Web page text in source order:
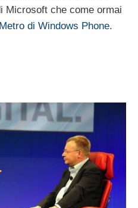
Microsoft che come ormai
di Windows Phone.